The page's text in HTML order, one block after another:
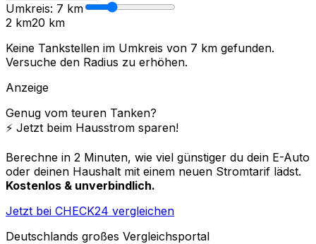
Umkreis: 7 km
2 km20 km
Keine Tankstellen im Umkreis von 7 km gefunden.
Versuche den Radius zu erhöhen.
Anzeige
Genug vom teuren Tanken?
⚡️ Jetzt beim Hausstrom sparen!
Berechne in 2 Minuten, wie viel günstiger du dein E-Auto
oder deinen Haushalt mit einem neuen Stromtarif lädst.
Kostenlos & unverbindlich.
Jetzt bei CHECK24 vergleichen
Deutschlands großes Vergleichsportal